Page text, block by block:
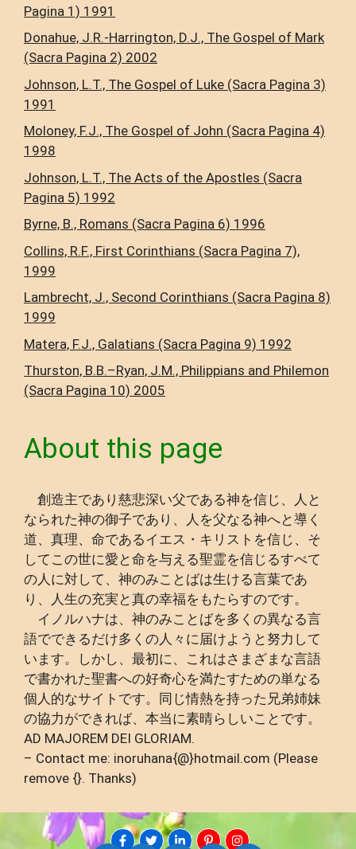
Pagina 1) 1991
Donahue, J.R.-Harrington, D.J., The Gospel of Mark
(Sacra Pagina 2) 2002
Johnson, L.T., The Gospel of Luke (Sacra Pagina 3)
1991
Moloney, F.J., The Gospel of John (Sacra Pagina 4)
1998
Johnson, L.T., The Acts of the Apostles (Sacra
Pagina 5) 1992
Byrne, B., Romans (Sacra Pagina 6) 1996
Collins, R.F., First Corinthians (Sacra Pagina 7),
1999
Lambrecht, J., Second Corinthians (Sacra Pagina 8)
1999
Matera, F.J., Galatians (Sacra Pagina 9) 1992
Thurston, B.B.–Ryan, J.M., Philippians and Philemon
(Sacra Pagina 10) 2005
About this page
創造主であり慈悲深い父である神を信じ、人と
なられた神の御子であり、人を父なる神へと導く
道、真理、命であるイエス・キリストを信じ、そ
してこの世に愛と命を与える聖霊を信じるすべて
の人に対して、神のみことばは生ける言葉であ
り、人生の充実と真の幸福をもたらすのです。
イノルハナは、神のみことばを多くの異なる言
語でできるだけ多くの人々に届けようと努力して
います。しかし、最初に、これはさまざまな言語
で書かれた聖書への好奇心を満たすための単なる
個人的なサイトです。同じ情熱を持った兄弟姉妹
の協力ができれば、本当に素晴らしいことです。
AD MAJOREM DEI GLORIAM.
– Contact me: inoruhana{@}hotmail.com (Please
remove {}. Thanks)